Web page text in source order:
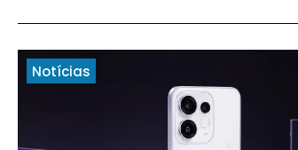
Notícias